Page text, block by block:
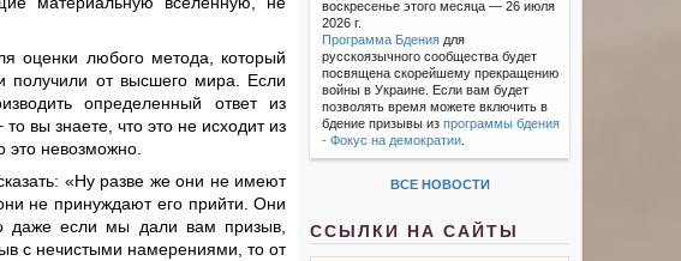
оценки любого метода, который
получили от высшего мира. Если
определенный ответ из
вы знаете, что это не исходит из
это невозможно.
«Ну разве же они не имеют
не принуждают его прийти. Они
даже если мы дали вам призыв,
с нечистыми намерениями, то от
воскресенье этого месяца — 26 июля
2026 г.
Программа Бдения для
русскоязычного сообщества будет
посвящена скорейшему прекращению
войны в Украине. Если вам будет
позволять время можете включить в
бдение призывы изпрограммы бдения
- Фокус на демократии
ВСЕ НОВОСТИ
ССЫЛКИ НА САЙТЫ